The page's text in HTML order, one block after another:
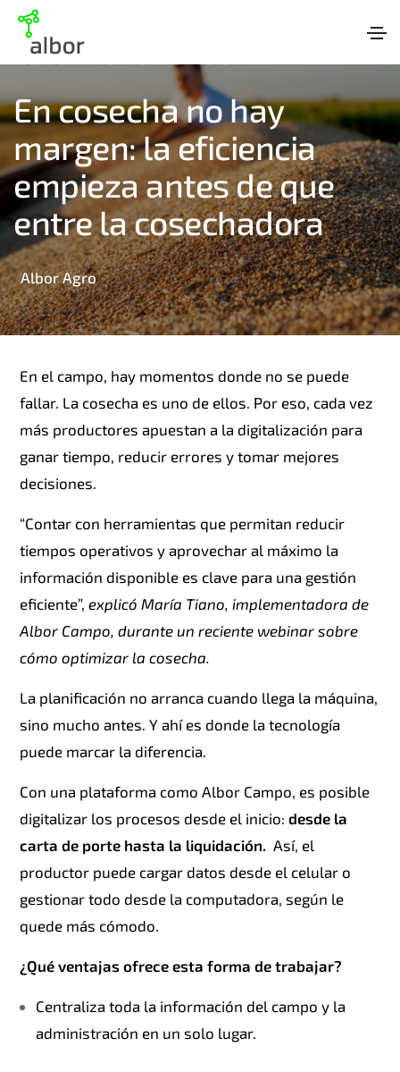
AGTECH EL
En cosecha no hay
margen: la eficiencia
empieza antes de que
entre la cosechadora
Albor Agro
En el campo, hay momentos donde no se puede
fallar. La cosecha es uno de ellos. Por eso, cada vez
más productores apuestan a la digitalización para
ganar tiempo, reducir errores y tomar mejores
decisiones.
“Contar con herramientas que permitan reducir
tiempos operativos y aprovechar al máximo la
información disponible es clave para una gestión
eficiente”, explicó María Tiano, implementadora de
Albor Campo, durante un reciente webinar sobre
cómo optimizar la cosecha.
La planificación no arranca cuando llega la máquina,
sino mucho antes. Y ahí es donde la tecnología
puede marcar la diferencia.
Con una plataforma como Albor Campo, es posible
digitalizar los procesos desde el inicio:desde la
carta de porte hasta la liquidación. Así, el
productor puede cargar datos desde el celular o
gestionar todo desde la computadora, según le
quede más cómodo.
¿Qué ventajas ofrece esta forma de trabajar?
Centraliza toda la información del campo y la
administración en un solo lugar.